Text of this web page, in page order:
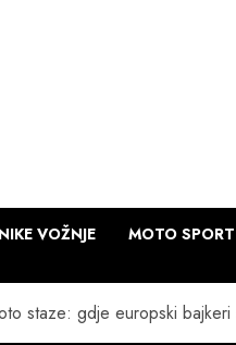
VOŽNJE MOTO
staze: gdje europski bajkeri